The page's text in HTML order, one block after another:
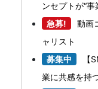
ンセプトが“事
急募!
動画
ャリスト
募集中
【
業に共感を持